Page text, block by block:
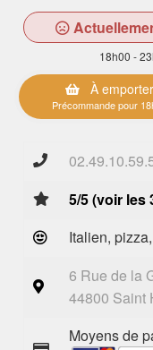
18h00 -
À emporter
Précommande pour
5/5 (voir les
Italien,
6 Rue de la
44800 Saint
Moyens de